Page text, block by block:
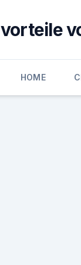
vorteile
HOME